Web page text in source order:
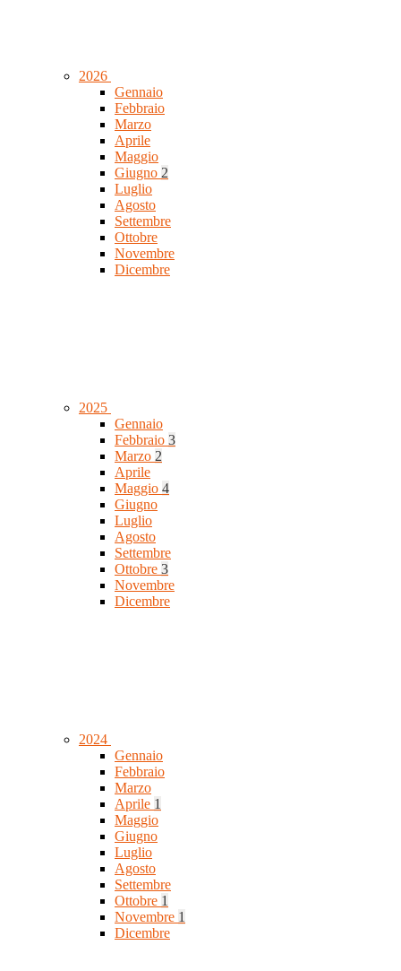
2026
Gennaio
Febbraio
Marzo
Aprile
Maggio
Giugno 2
Luglio
Agosto
Settembre
Ottobre
Novembre
Dicembre
2025
Gennaio
Febbraio 3
Marzo 2
Aprile
Maggio 4
Giugno
Luglio
Agosto
Settembre
Ottobre 3
Novembre
Dicembre
2024
Gennaio
Febbraio
Marzo
Aprile 1
Maggio
Giugno
Luglio
Agosto
Settembre
Ottobre 1
Novembre 1
Dicembre